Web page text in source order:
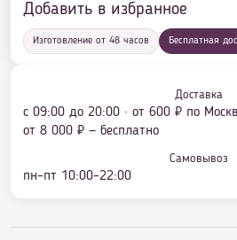
Добавить в избранное
Изготовление от 48 часов Бесплатная
Доставка
с 09:00 до 20:00 · от 600 ₽ по
от 8 000 ₽ — бесплатно
Самовывоз
пн–пт 10:00–22:00